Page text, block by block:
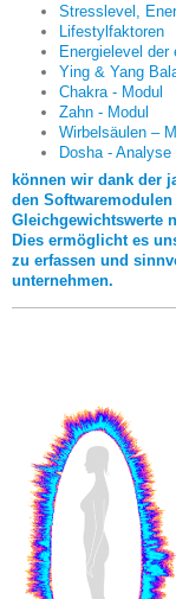
Stresslevel,
Lifestylfaktoren
Energielevel der
Ying & Yang
Chakra - Modul
Zahn - Modul
Wirbelsäulen –
Dosha - Analyse
können wir dank der
den
Gleichgewichtswerte
Dies ermöglicht es
zu erfassen und
unternehmen.